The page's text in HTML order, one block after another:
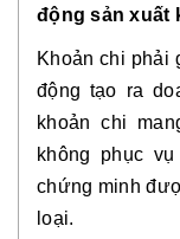
động sản xuất
Khoản chi phải
động tạo ra
khoản chi
không phục
chứng minh
loại.